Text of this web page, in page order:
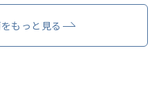
もっと見る